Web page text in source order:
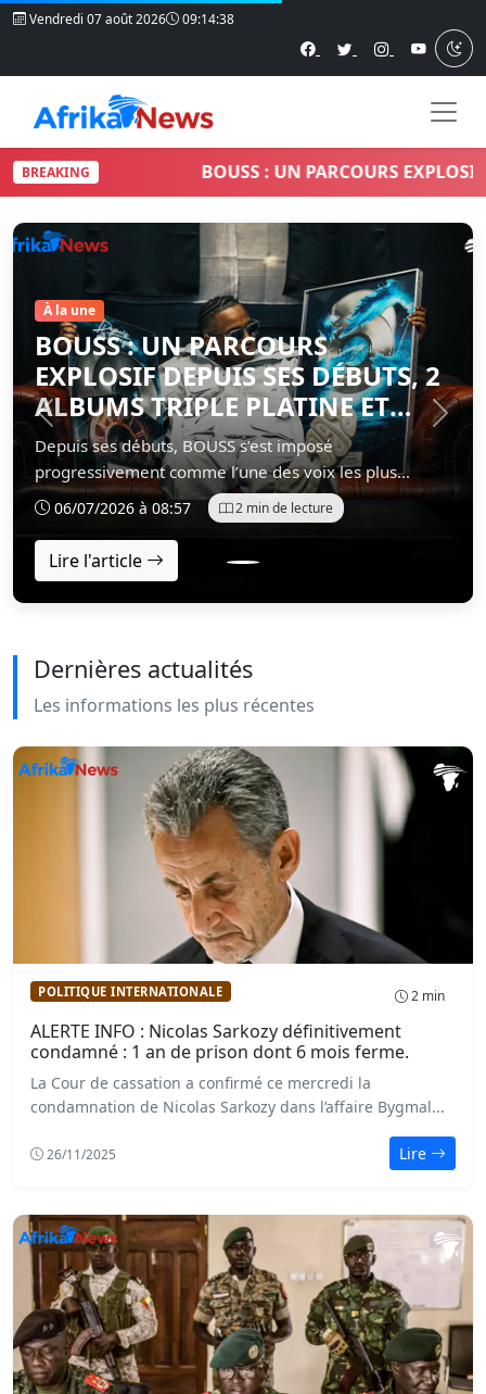
Vendredi 07 août 2026 09:14:39
BREAKING BOUSS : UN PARCOURS EXPLOSIF
Articles à la une
À la une
BOUSS : UN PARCOURS
EXPLOSIF DEPUIS SES DÉBUTS, 2
ALBUMS TRIPLE PLATINE ET
PLUS DE 600 000 VENTES
Depuis ses débuts, BOUSS s’est imposé
progressivement comme l’une des voix les plus
marquantes de sa génération. Parti de rien, avec une
vision claire et une détermination sans faille, il a su
constru...
06/07/2026 à 08:57 2 min de lecture
Lire l'article
Précédent
Dernières actualités
Les informations les plus récentes
POLITIQUE INTERNATIONALE 2 min
ALERTE INFO : Nicolas Sarkozy définitivement
condamné : 1 an de prison dont 6 mois ferme.
La Cour de cassation a confirmé ce mercredi la
condamnation de Nicolas Sarkozy dans l’affaire Bygmal...
26/11/2025 Lire